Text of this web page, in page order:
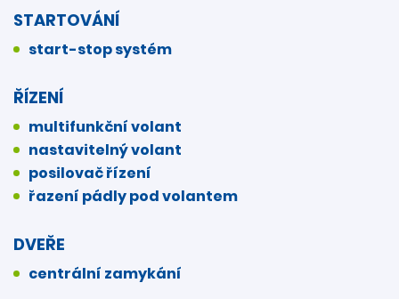
STARTOVÁNÍ
start-stop systém
ŘÍZENÍ
multifunkční volant
nastavitelný volant
posilovač řízení
řazení pádly pod volantem
DVEŘE
centrální zamykání